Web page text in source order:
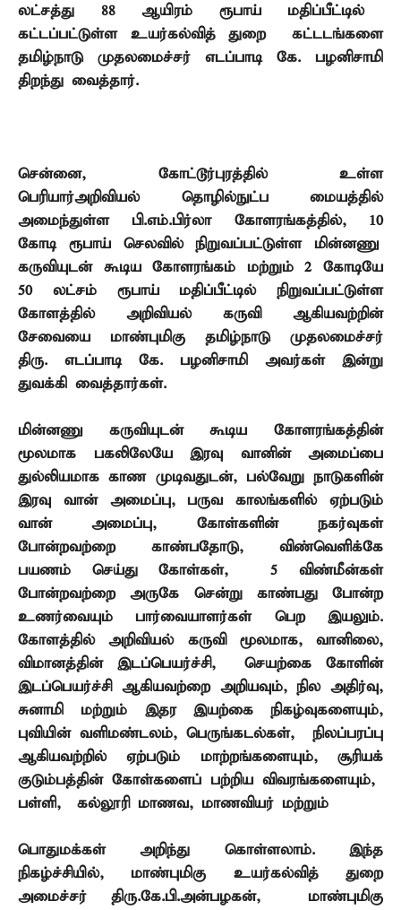
லட்சத்து 88ஆயிரம் ரூபாய் மதிப்பீட்டில்
கட்டப்பட்டுள்ள உயர்கல்வித் துறை கட்டடங்களை
தமிழ்நாடு முதலமைச்சர் எடப்பாடி கே. பழனிசாமி
திறந்து வைத்தார்.
சென்னை, கோட்டூர்புரத்தில் உள்ள
பெரியார்அறிவியல் தொழில்நுட்ப மையத்தில்
அமைந்துள்ள பி.எம்.பிர்லா கோளரங்கத்தில், 10
கோடி ரூபாய் செலவில் நிறுவப்பட்டுள்ள மின்னணு
கருவியுடன் கூடிய கோளரங்கம் மற்றும்2கோடியே
50லட்சம் ரூபாய் மதிப்பீட்டில் நிறுவப்பட்டுள்ள
கோளத்தில் அறிவியல் கருவி ஆகியவற்றின்
சேவையை மாண்புமிகு தமிழ்நாடு முதலமைச்சர்
திரு. எடப்பாடி கே. பழனிசாமி அவர்கள் இன்று
துவக்கி வைத்தார்கள்.
மின்னணு கருவியுடன் கூடிய கோளரங்கத்தின்
மூலமாக பகலிலேயே இரவு வானின் அமைப்பை
துல்லியமாக காண முடிவதுடன், பல்வேறு நாடுகளின்
இரவு வான் அமைப்பு, பருவ காலங்களில் ஏற்படும்
வான் அமைப்பு, கோள்களின் நகர்வுகள்
போன்றவற்றை காண்பதோடு, விண்வெளிக்கே
பயணம் செய்து கோள்கள், 5 விண்மீன்கள்
போன்றவற்றை அருகே சென்று காண்பது போன்ற
உணர்வையும் பார்வையாளர்கள் பெற இயலும்.
கோளத்தில் அறிவியல் கருவி மூலமாக, வானிலை,
விமானத்தின் இடப்பெயர்ச்சி,
செயற்கை கோளின்
இடப்பெயர்ச்சி ஆகியவற்றை அறியவும், நில அதிர்வு,
சுனாமி மற்றும் இதர இயற்கை நிகழ்வுகளையும்,
புவியின் வளிமண்டலம், பெருங்கடல்கள்,
நிலப்பரப்பு
ஆகியவற்றில் ஏற்படும் மாற்றங்களையும்,சூரியக்
குடும்பத்தின் கோள்களைப் பற்றிய விவரங்களையும்,
பள்ளி, கல்லூரி மாணவ, மாணவியர் மற்றும்
பொதுமக்கள் அறிந்து கொள்ளலாம். இந்த
நிகழ்ச்சியில், மாண்புமிகு உயர்கல்வித் துறை
அமைச்சர் திரு.கே.பி.அன்பழகன், மாண்புமிகு